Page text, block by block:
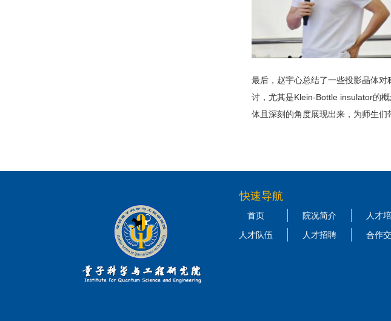
最后，赵宇心总结了一些投影晶体
讨，尤其是Klein-Bottle insulator的
体且深刻的角度展现出来，为师生们
快速导航
首页 院况简介 人才
人才队伍
人才招聘 合作